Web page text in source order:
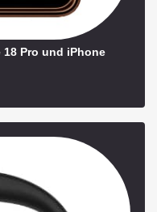
Pro und iPhone